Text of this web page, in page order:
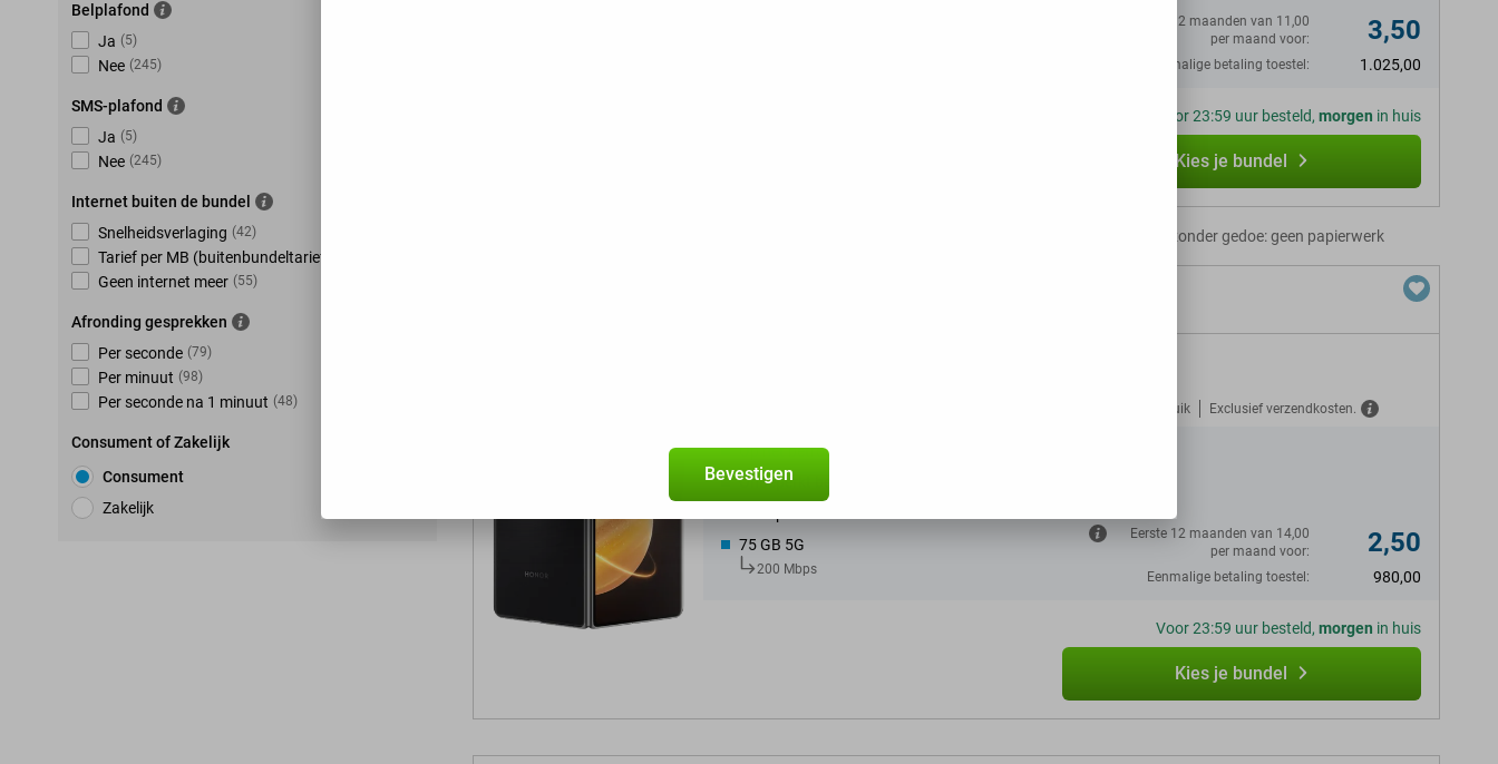
Belplafond
Ja (5)
Nee (245)
SMS-plafond
Ja (5)
Nee (245)
Internet buiten de bundel
Snelheidsverlaging (42)
Tarief per MB (buitenbundeltarief)
Geen internet meer (55)
Afronding gesprekken
Per seconde (79)
Per minuut (98)
Per seconde na 1 minuut (48)
Consument of Zakelijk
Consument
Zakelijk
Eerste 12 maanden van 11,00
per maand voor:
3,50
Eenmalige betaling toestel: 1.025,00
Voor 23:59 uur besteld, morgen in huis
Kies je bundel
Abonnement zonder gedoe: geen papierwerk
Gratis verzekerd tegen misbruik Exclusief verzendkosten.
Op het betrouwbare netwerk van Vodafone
Onbeperkt bellen
75 GB 5G
200 Mbps
Eerste 12 maanden van 14,00
per maand voor:
2,50
Eenmalige betaling toestel: 980,00
Voor 23:59 uur besteld, morgen in huis
Kies je bundel
Bevestigen